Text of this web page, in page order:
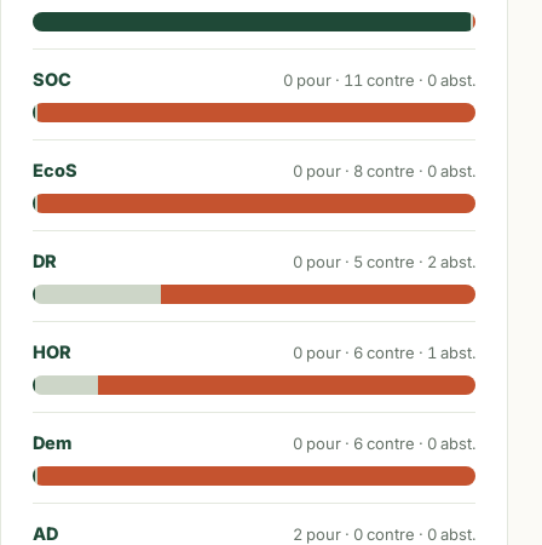
SOC 0 pour · 11 contre · 0abst.
EcoS 0 pour · 8contre · 0abst.
DR 0 pour · 5contre · 2 abst.
HOR 0 pour · 6contre · 1 abst.
Dem 0 pour · 6contre · 0abst.
AD 2 pour · 0contre · 0abst.